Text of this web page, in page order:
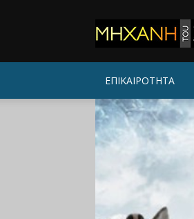
ΤΟΥ
ΧΡΟΝΟΥ
ΕΠΙΚΑΙΡΟΤΗΤΑ